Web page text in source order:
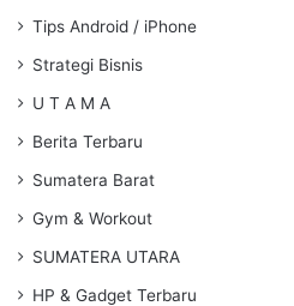
Tips Android / iPhone
Strategi Bisnis
U T A M A
Berita Terbaru
Sumatera Barat
Gym & Workout
SUMATERA UTARA
HP & Gadget Terbaru